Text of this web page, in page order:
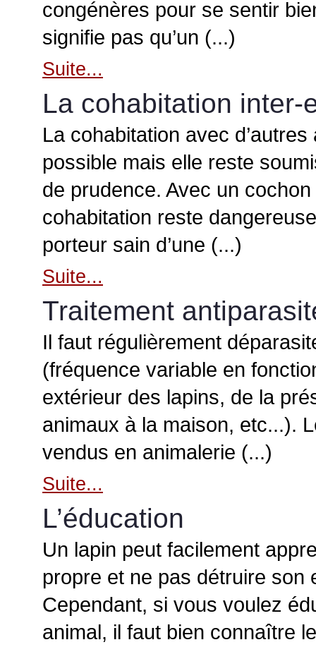
congénères pour se sentir
signifie pas qu’un (...)
Suite...
La cohabitation inter-
La cohabitation avec
possible mais elle reste
de prudence. Avec un cochon
cohabitation reste
porteur sain d’une (...)
Suite...
Traitement
Il faut régulièrement
(fréquence variable en
extérieur des lapins, de la
animaux à la maison, etc...).
vendus en animalerie (...)
Suite...
L’éducation
Un lapin peut facilement
propre et ne pas détruire son
Cependant, si vous voulez
animal, il faut bien connaître